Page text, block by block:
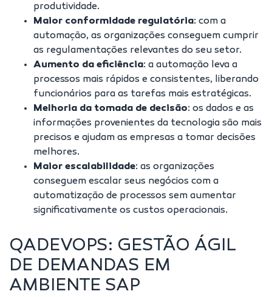
produtividade.
Maior conformidade regulatória: com a
automação, as organizações conseguem cumprir
as regulamentações relevantes do seu setor.
Aumento da eficiência: a automação leva a
processos mais rápidos e consistentes, liberando
funcionários para as tarefas mais estratégicas.
Melhoria da tomada de decisão: os dados e as
informações provenientes da tecnologia são mais
precisos e ajudam as empresas a tomar decisões
melhores.
Maior escalabilidade: as organizações
conseguem escalar seus negócios com a
automatização de processos sem aumentar
significativamente os custos operacionais.
QADEVOPS: GESTÃO ÁGIL
DE DEMANDAS EM
AMBIENTE SAP